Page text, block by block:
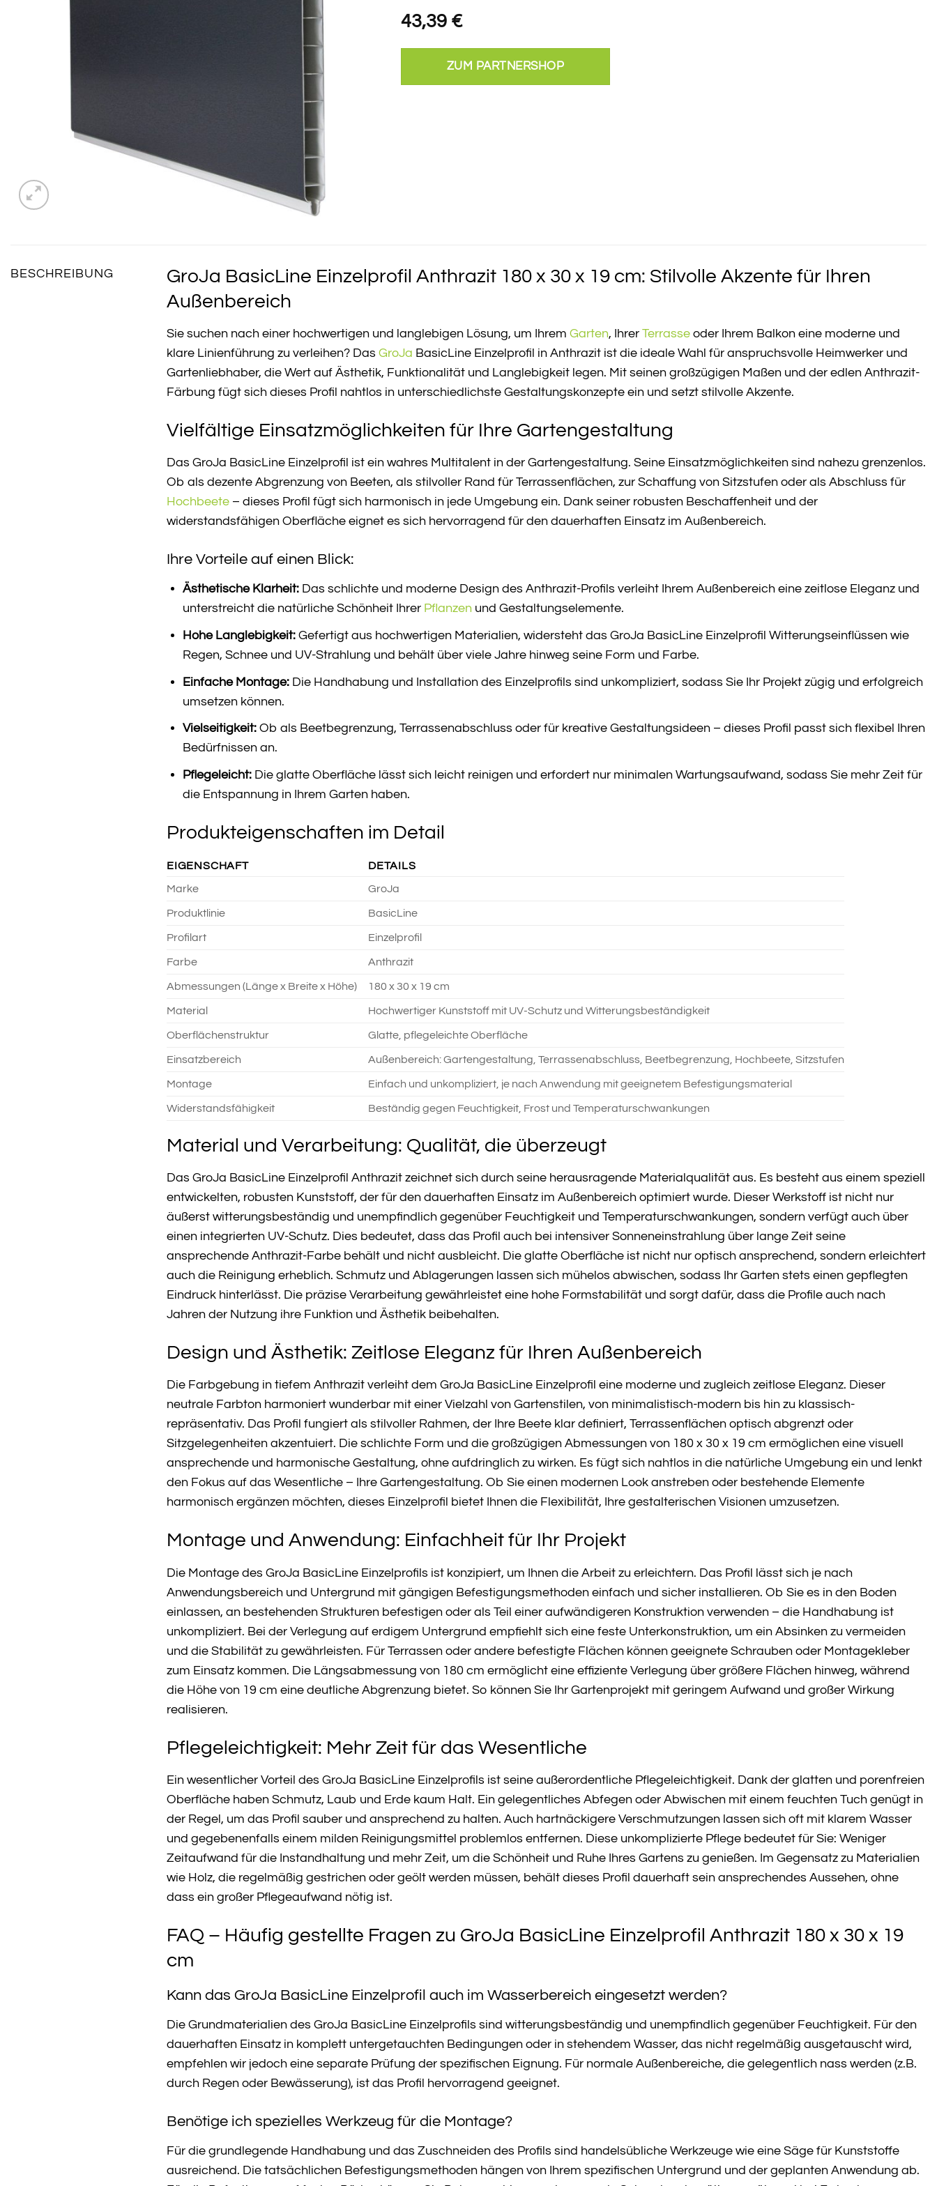
43,39 €
ZUM PARTNERSHOP
BESCHREIBUNG
GroJa BasicLine Einzelprofil Anthrazit 180 x 30 x 19 cm: Stilvolle Akzente für Ihren
Außenbereich
Sie suchen nach einer hochwertigen und langlebigen Lösung, um Ihrem Garten, Ihrer Terrasse oder Ihrem Balkon eine moderne und
klare Linienführung zu verleihen? Das GroJa BasicLine Einzelprofil in Anthrazit ist die ideale Wahl für anspruchsvolle Heimwerker und
Gartenliebhaber, die Wert auf Ästhetik, Funktionalität und Langlebigkeit legen. Mit seinen großzügigen Maßen und der edlen Anthrazit-
Färbung fügt sich dieses Profil nahtlos in unterschiedlichste Gestaltungskonzepte ein und setzt stilvolle Akzente.
Vielfältige Einsatzmöglichkeiten für Ihre Gartengestaltung
Das GroJa BasicLine Einzelprofil ist ein wahres Multitalent in der Gartengestaltung. Seine Einsatzmöglichkeiten sind nahezu grenzenlos.
Ob als dezente Abgrenzung von Beeten, als stilvoller Rand für Terrassenflächen, zur Schaffung von Sitzstufen oder als Abschluss für
Hochbeete – dieses Profil fügt sich harmonisch in jede Umgebung ein. Dank seiner robusten Beschaffenheit und der
widerstandsfähigen Oberfläche eignet es sich hervorragend für den dauerhaften Einsatz im Außenbereich.
Ihre Vorteile auf einen Blick:
Ästhetische Klarheit: Das schlichte und moderne Design des Anthrazit-Profils verleiht Ihrem Außenbereich eine zeitlose Eleganz und
unterstreicht die natürliche Schönheit Ihrer Pflanzen und Gestaltungselemente.
Hohe Langlebigkeit: Gefertigt aus hochwertigen Materialien, widersteht das GroJa BasicLine Einzelprofil Witterungseinflüssen wie
Regen, Schnee und UV-Strahlung und behält über viele Jahre hinweg seine Form und Farbe.
Einfache Montage: Die Handhabung und Installation des Einzelprofils sind unkompliziert, sodass Sie Ihr Projekt zügig und erfolgreich
umsetzen können.
Vielseitigkeit: Ob als Beetbegrenzung, Terrassenabschluss oder für kreative Gestaltungsideen – dieses Profil passt sich flexibel Ihren
Bedürfnissen an.
Pflegeleicht: Die glatte Oberfläche lässt sich leicht reinigen und erfordert nur minimalen Wartungsaufwand, sodass Sie mehr Zeit für
die Entspannung in Ihrem Garten haben.
Produkteigenschaften im Detail
EIGENSCHAFT DETAILS
Marke GroJa
Produktlinie BasicLine
Profilart Einzelprofil
Farbe Anthrazit
Abmessungen (Länge x Breite x Höhe) 180 x 30 x 19 cm
Material Hochwertiger Kunststoff mit UV-Schutz und Witterungsbeständigkeit
Oberflächenstruktur Glatte, pflegeleichte Oberfläche
Einsatzbereich Außenbereich: Gartengestaltung, Terrassenabschluss, Beetbegrenzung, Hochbeete, Sitzstufen
Montage Einfach und unkompliziert, je nach Anwendung mit geeignetem Befestigungsmaterial
Widerstandsfähigkeit Beständig gegen Feuchtigkeit, Frost und Temperaturschwankungen
Material und Verarbeitung: Qualität, die überzeugt
Das GroJa BasicLine Einzelprofil Anthrazit zeichnet sich durch seine herausragende Materialqualität aus. Es besteht aus einem speziell
entwickelten, robusten Kunststoff, der für den dauerhaften Einsatz im Außenbereich optimiert wurde. Dieser Werkstoff ist nicht nur
äußerst witterungsbeständig und unempfindlich gegenüber Feuchtigkeit und Temperaturschwankungen, sondern verfügt auch über
einen integrierten UV-Schutz. Dies bedeutet, dass das Profil auch bei intensiver Sonneneinstrahlung über lange Zeit seine
ansprechende Anthrazit-Farbe behält und nicht ausbleicht. Die glatte Oberfläche ist nicht nur optisch ansprechend, sondern erleichtert
auch die Reinigung erheblich. Schmutz und Ablagerungen lassen sich mühelos abwischen, sodass Ihr Garten stets einen gepflegten
Eindruck hinterlässt. Die präzise Verarbeitung gewährleistet eine hohe Formstabilität und sorgt dafür, dass die Profile auch nach
Jahren der Nutzung ihre Funktion und Ästhetik beibehalten.
Design und Ästhetik: Zeitlose Eleganz für Ihren Außenbereich
Die Farbgebung in tiefem Anthrazit verleiht dem GroJa BasicLine Einzelprofil eine moderne und zugleich zeitlose Eleganz. Dieser
neutrale Farbton harmoniert wunderbar mit einer Vielzahl von Gartenstilen, von minimalistisch-modern bis hin zu klassisch-
repräsentativ. Das Profil fungiert als stilvoller Rahmen, der Ihre Beete klar definiert, Terrassenflächen optisch abgrenzt oder
Sitzgelegenheiten akzentuiert. Die schlichte Form und die großzügigen Abmessungen von 180 x 30 x 19 cm ermöglichen eine visuell
ansprechende und harmonische Gestaltung, ohne aufdringlich zu wirken. Es fügt sich nahtlos in die natürliche Umgebung ein und lenkt
den Fokus auf das Wesentliche – Ihre Gartengestaltung. Ob Sie einen modernen Look anstreben oder bestehende Elemente
harmonisch ergänzen möchten, dieses Einzelprofil bietet Ihnen die Flexibilität, Ihre gestalterischen Visionen umzusetzen.
Montage und Anwendung: Einfachheit für Ihr Projekt
Die Montage des GroJa BasicLine Einzelprofils ist konzipiert, um Ihnen die Arbeit zu erleichtern. Das Profil lässt sich je nach
Anwendungsbereich und Untergrund mit gängigen Befestigungsmethoden einfach und sicher installieren. Ob Sie es in den Boden
einlassen, an bestehenden Strukturen befestigen oder als Teil einer aufwändigeren Konstruktion verwenden – die Handhabung ist
unkompliziert. Bei der Verlegung auf erdigem Untergrund empfiehlt sich eine feste Unterkonstruktion, um ein Absinken zu vermeiden
und die Stabilität zu gewährleisten. Für Terrassen oder andere befestigte Flächen können geeignete Schrauben oder Montagekleber
zum Einsatz kommen. Die Längsabmessung von 180 cm ermöglicht eine effiziente Verlegung über größere Flächen hinweg, während
die Höhe von 19 cm eine deutliche Abgrenzung bietet. So können Sie Ihr Gartenprojekt mit geringem Aufwand und großer Wirkung
realisieren.
Pflegeleichtigkeit: Mehr Zeit für das Wesentliche
Ein wesentlicher Vorteil des GroJa BasicLine Einzelprofils ist seine außerordentliche Pflegeleichtigkeit. Dank der glatten und porenfreien
Oberfläche haben Schmutz, Laub und Erde kaum Halt. Ein gelegentliches Abfegen oder Abwischen mit einem feuchten Tuch genügt in
der Regel, um das Profil sauber und ansprechend zu halten. Auch hartnäckigere Verschmutzungen lassen sich oft mit klarem Wasser
und gegebenenfalls einem milden Reinigungsmittel problemlos entfernen. Diese unkomplizierte Pflege bedeutet für Sie: Weniger
Zeitaufwand für die Instandhaltung und mehr Zeit, um die Schönheit und Ruhe Ihres Gartens zu genießen. Im Gegensatz zu Materialien
wie Holz, die regelmäßig gestrichen oder geölt werden müssen, behält dieses Profil dauerhaft sein ansprechendes Aussehen, ohne
dass ein großer Pflegeaufwand nötig ist.
FAQ – Häufig gestellte Fragen zu GroJa BasicLine Einzelprofil Anthrazit 180 x 30 x 19
cm
Kann das GroJa BasicLine Einzelprofil auch im Wasserbereich eingesetzt werden?
Die Grundmaterialien des GroJa BasicLine Einzelprofils sind witterungsbeständig und unempfindlich gegenüber Feuchtigkeit. Für den
dauerhaften Einsatz in komplett untergetauchten Bedingungen oder in stehendem Wasser, das nicht regelmäßig ausgetauscht wird,
empfehlen wir jedoch eine separate Prüfung der spezifischen Eignung. Für normale Außenbereiche, die gelegentlich nass werden (z.B.
durch Regen oder Bewässerung), ist das Profil hervorragend geeignet.
Benötige ich spezielles Werkzeug für die Montage?
Für die grundlegende Handhabung und das Zuschneiden des Profils sind handelsübliche Werkzeuge wie eine Säge für Kunststoffe
ausreichend. Die tatsächlichen Befestigungsmethoden hängen von Ihrem spezifischen Untergrund und der geplanten Anwendung ab.